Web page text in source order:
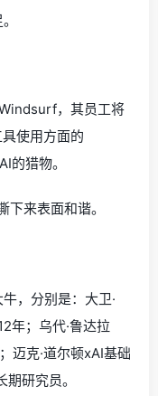
，其员工将
使用方面的
的猎物。
来表面和谐。
，分别是：大卫·
年；乌代·鲁达拉
迈克·道尔顿xAI基础
研究员。